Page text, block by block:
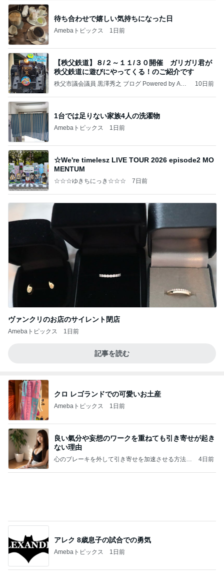
待ち合わせで嬉しい気持ちになった日
Amebaトピックス 1日前
【秩父鉄道】８/２～１１/３０開催 ガリガリ君が
秩父鉄道に遊びにやってくる！のご紹介です
秩父市議会議員 黒澤秀之 ブログ Powered by Ame
10日前
1台では足りない家族4人の洗濯物
Amebaトピックス 1日前
☆We're timelesz LIVE TOUR 2026 episode2 MO
MENTUM
☆☆☆ゆきちにっき☆☆☆ 7日前
ヴァンクリのお店のサイレント閉店
Amebaトピックス 1日前
記事を読む
クロ レゴランドでの可愛いお土産
Amebaトピックス 1日前
良い氣分や妄想のワークを重ねても引き寄せが起き
ない理由
心のブレーキを外して引き寄せを加速させる方法：
4日前
アレク 8歳息子の試合での勇気
Amebaトピックス 1日前